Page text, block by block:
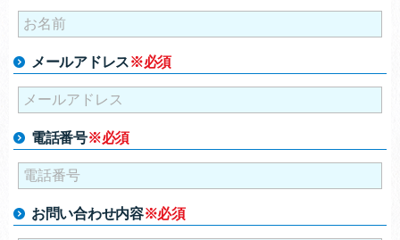
メールアドレス※必須
電話番号※必須
お問い合わせ内容※必須